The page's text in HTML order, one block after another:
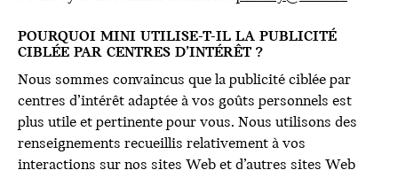
POURQUOI MINI UTILISE-T-IL LA PUBLICITÉ
CIBLÉE PAR CENTRES D’INTÉRÊT ?
Nous sommes convaincus que la publicité ciblée par
centres d’intérêt adaptée à vos goûts personnels est
plus utile et pertinente pour vous. Nous utilisons des
renseignements recueillis relativement à vos
interactions sur nos sites Web et d’autres sites Web